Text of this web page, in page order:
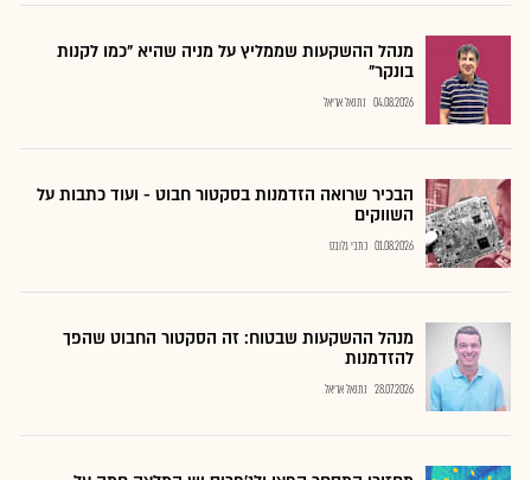
מנהל ההשקעות שממליץ על מניה שהיא "כמו לקנות
בונקר"
04.08.2026 נתנאל אריאל
הבכיר שרואה הזדמנות בסקטור חבוט - ועוד כתבות על
השווקים
01.08.2026 כתבי גלובס
מנהל ההשקעות שבטוח: זה הסקטור החבוט שהפך
להזדמנות
28.07.2026 נתנאל אריאל